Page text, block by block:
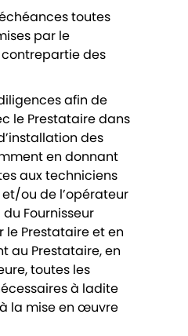
toutes
par le
des
afin de
le Prestataire dans
des
en donnant
aux techniciens
ou de l’opérateur
Fournisseur
Prestataire et en
au Prestataire, en
toutes les
à ladite
la mise en œuvre